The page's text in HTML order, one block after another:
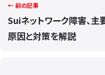
← 前の記事
Suiネットワーク障害、主
原因と対策を解説